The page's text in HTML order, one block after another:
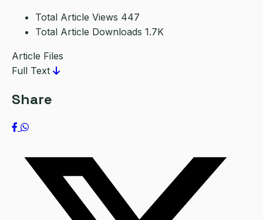
Total Article Views 447
Total Article Downloads 1.7K
Article Files
Full Text
Share